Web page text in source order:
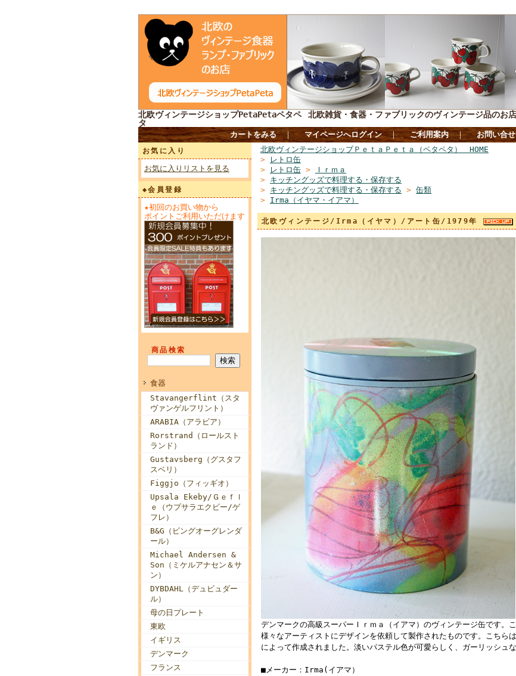
北欧ヴィンテージショップPetaPetaペタペ
タ
北欧雑貨・食器・ファブリックのヴィンテージ品のお店
カートをみる ｜ マイページへログイン ｜ ご利用案内 ｜ お問い合せ
お気に入り
お気に入りリストを見る
◆会員登録
★初回のお買い物から
ポイントご利用いただけます
商品検索
食器
Stavangerflint（スタ
ヴァンゲルフリント）
ARABIA（アラビア）
Rorstrand（ロールスト
ランド）
Gustavsberg（グスタフ
スベリ）
Figgjo（フィッギオ）
Upsala Ekeby/Ｇｅｆｌ
ｅ（ウプサラエクビー/ゲ
フレ）
B&G（ビングオーグレンダ
ール）
Michael Andersen &
Son（ミケルアナセン＆サ
ン）
DYBDAHL（デュビュダー
ル）
母の日プレート
東欧
イギリス
デンマーク
フランス
北欧ヴィンテージショップＰｅｔａＰｅｔａ（ペタペタ） HOME
>
レトロ缶
>
レトロ缶 >
Ｉｒｍａ
> キッチングッズで料理する・保存する
> キッチングッズで料理する・保存する > 缶類
> Irma（イヤマ・イアマ）
北欧ヴィンテージ/Irma（イヤマ）/アート缶/1979年
デンマークの高級スーパーＩｒｍａ（イアマ）のヴィンテージ缶です。
様々なアーティストにデザインを依頼して製作されたものです。こち
によって作成されました。淡いパステル色が可愛らしく、ガーリッシュ
■メーカー：Irma(イアマ）